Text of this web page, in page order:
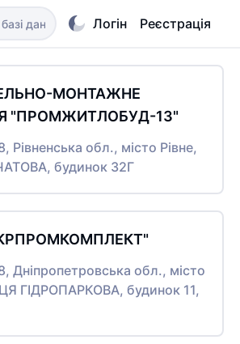
Логін Реєстрація
МОНТАЖНЕ
"ПРОМЖИТЛОБУД-13"
Рівненська обл., місто Рівне,
будинок 32Г
Дніпропетровська обл., місто
ГІДРОПАРКОВА, будинок 11,